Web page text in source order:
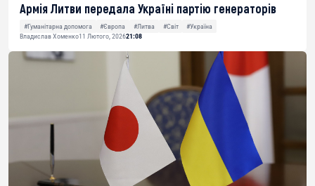
Армія Литви передала Україні партію генераторів
#Гуманітарна допомога #Європа #Литва #Світ
#Україна
Владислав Хоменко11 Лютого, 202621:08